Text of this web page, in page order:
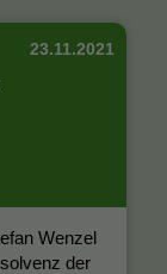
23.11.2021
Wenzel
der